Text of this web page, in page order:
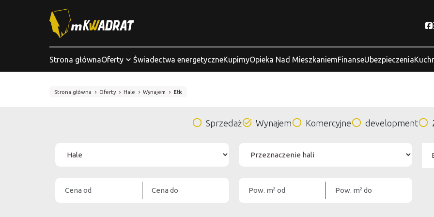
Strona głównaOferty Świadectwa energetyczneKupimyOpieka Nad MieszkaniemFinanseUbezpieczenia
Strona główna Oferty Hale Wynajem Ełk
Sprzedaż Wynajem Komercyjne development